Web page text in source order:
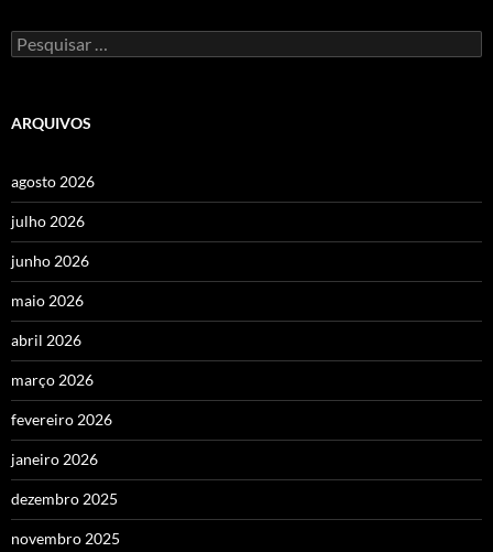
Pesquisar
por:
ARQUIVOS
agosto 2026
julho 2026
junho 2026
maio 2026
abril 2026
março 2026
fevereiro 2026
janeiro 2026
dezembro 2025
novembro 2025